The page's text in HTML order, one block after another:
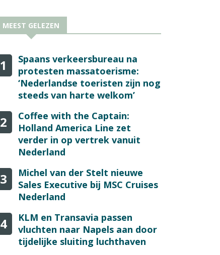
MEEST GELEZEN
1
Spaans verkeersbureau na
protesten massatoerisme:
‘Nederlandse toeristen zijn nog
steeds van harte welkom’
2
Coffee with the Captain:
Holland America Line zet
verder in op vertrek vanuit
Nederland
3
Michel van der Stelt nieuwe
Sales Executive bij MSC Cruises
Nederland
4
KLM en Transavia passen
vluchten naar Napels aan door
tijdelijke sluiting luchthaven